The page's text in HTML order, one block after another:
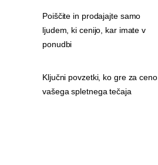
Poiščite in prodajajte samo
ljudem, ki cenijo, kar imate v
ponudbi
Ključni povzetki, ko gre za ceno
vašega spletnega tečaja